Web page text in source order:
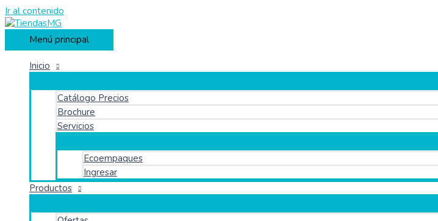
Ir al contenido
Menú principal
Inicio
Catálogo Precios
Brochure
Servicios
Ecoempaques
Ingresar
Productos